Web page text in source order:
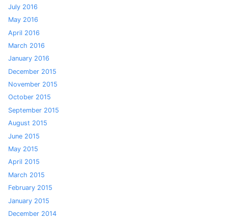
July 2016
May 2016
April 2016
March 2016
January 2016
December 2015
November 2015
October 2015
September 2015
August 2015
June 2015
May 2015
April 2015
March 2015
February 2015
January 2015
December 2014